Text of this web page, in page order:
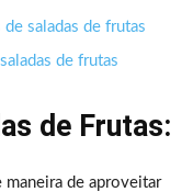
saladas de frutas
de frutas
de Frutas:
maneira de aproveitar